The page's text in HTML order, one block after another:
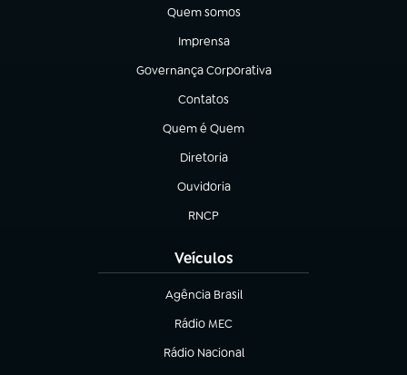
Quem somos
(abre em nova aba)
Imprensa
(abre em nova aba)
Governança Corporativa
(abre em nova aba)
Contatos
(abre em nova aba)
Quem é Quem
(abre em nova aba)
Diretoria
(abre em nova aba)
Ouvidoria
(abre em nova aba)
RNCP
(abre em nova aba)
Veículos
Agência Brasil
(abre em nova aba)
Rádio MEC
Rádio Nacional
(abre em nova aba)